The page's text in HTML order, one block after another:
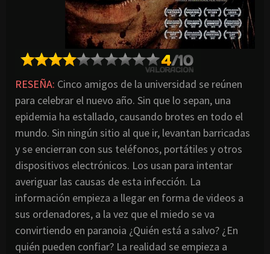
RESEÑA: Cinco amigos de la universidad se reúnen
para celebrar el nuevo año. Sin que lo sepan, una
epidemia ha estallado, causando brotes en todo el
mundo. Sin ningún sitio al que ir, levantan barricadas
y se encierran con sus teléfonos, portátiles y otros
dispositivos electrónicos. Los usan para intentar
averiguar las causas de esta infección. La
información empieza a llegar en forma de videos a
sus ordenadores, a la vez que el miedo se va
convirtiendo en paranoia ¿Quién está a salvo? ¿En
quién pueden confiar? La realidad se empieza a